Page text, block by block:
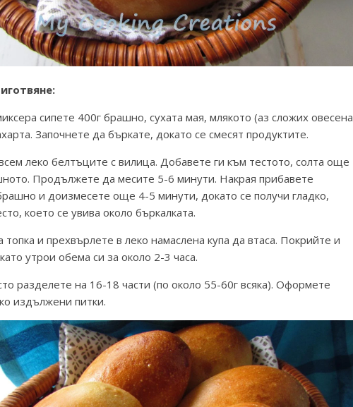
сипете 400г брашно, сухата мая, млякото (аз сложих овесена
Започнете да бъркате, докато се смесят продуктите.
леко белтъците с вилица. Добавете ги към тестото, солта още
Продължете да месите 5-6 минути. Накрая прибавете
и доизмесете още 4-5 минути, докато се получи гладко,
което се увива около бъркалката.
и прехвърлете в леко намаслена купа да втаса. Покрийте и
утрои обема си за около 2-3 часа.
разделете на 16-18 части (по около 55-60г всяка). Оформете
издължени питки.